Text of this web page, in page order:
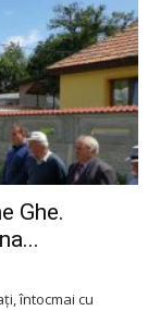
Ghe.
întocmai cu